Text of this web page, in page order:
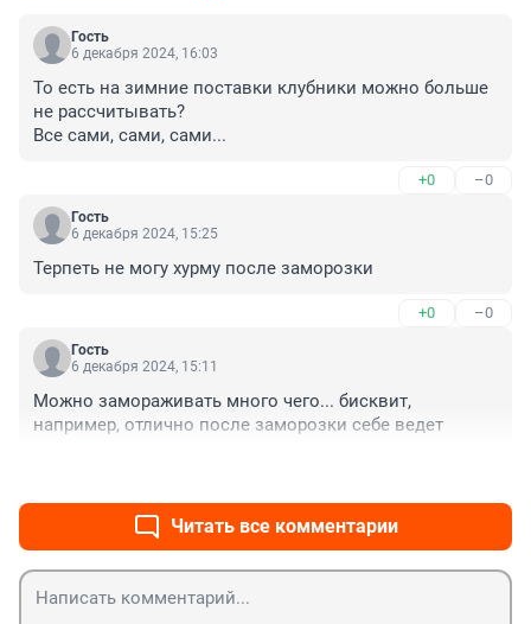
Гость
6 декабря 2024, 16:03
То есть на зимние поставки клубники можно больше
не рассчитывать?
Все сами, сами, сами...
+0 –0
Гость
6 декабря 2024, 15:25
Терпеть не могу хурму после заморозки
+0 –0
Гость
6 декабря 2024, 15:11
Можно замораживать много чего... бисквит,
например, отлично после заморозки себе ведет
Читать все комментарии